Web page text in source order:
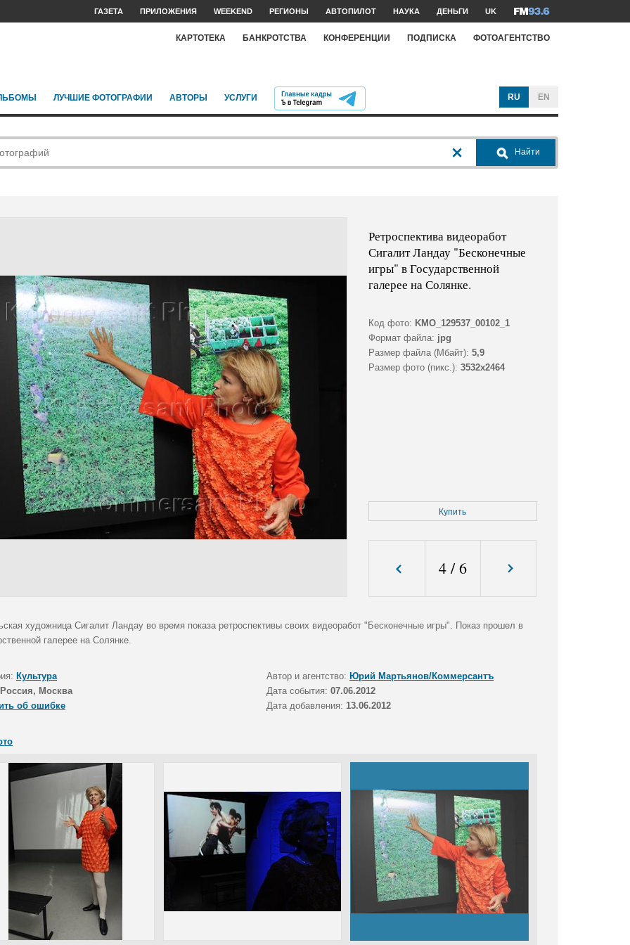
ГАЗЕТА ПРИЛОЖЕНИЯ WEEKEND РЕГИОНЫ АВТОПИЛОТ НАУКА ДЕНЬГИ UK
КАРТОТЕКА БАНКРОТСТВА КОНФЕРЕНЦИИ ПОДПИСКА ФОТОАГЕНТСТВО
ЛУЧШИЕ ФОТОГРАФИИ АВТОРЫ УСЛУГИ RU EN
Найти
Ретроспектива видеоработ
Сигалит Ландау "Бесконечные
игры" в Государственной
галерее на Солянке.
Код фото: KMO_129537_00102_1
Формат файла: jpg
Размер файла (Мбайт): 5,9
Размер фото (пикс.): 3532x2464
Купить
4/6
художница Сигалит Ландау во время показа ретроспективы своих видеоработ "Бесконечные игры". Показ прошел в
галерее на Солянке.
Культура Автор и агентство: Юрий Мартьянов/Коммерсантъ
Россия, Москва Дата события: 07.06.2012
об ошибке
Дата добавления: 13.06.2012